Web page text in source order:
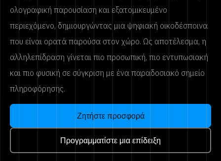
ολογραφική παρουσίαση και εξατομικευμένο
περιεχόμενο, δημιουργώντας μια ψηφιακή οικοδέσποινα
που είναι ορατά παρούσα στον χώρο. Ως αποτέλεσμα, η
αλληλεπίδραση γίνεται πιο προσωπική, πιο εντυπωσιακή
και πιο φυσική σε σύγκριση με ένα παραδοσιακό σημείο
πληροφόρησης.
Ζητήστε προσφορά
Προγραμματίστε μια επίδειξη